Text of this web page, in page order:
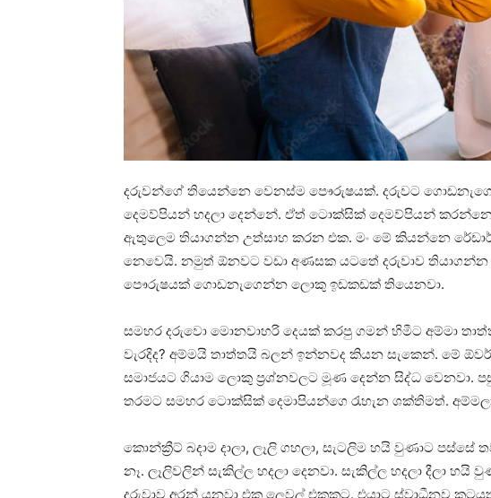
දරුවන්ගේ තියෙන්නෙ වෙනස්ම පෞරුෂයක්. දරුවට
දෙමව්පියන් හදලා දෙන්නේ. ඒත් ටොක්සික් දෙමව්පියන්
ඇතුලෙම තියාගන්න උත්සාහ කරන එක. මං මේ කියන්නෙ
නෙවෙයි. නමුත් ඕනවට වඩා අණසක යටතේ දරුවාව
පෞරුෂයක් ගොඩනැගෙන්න ලොකු ඉඩකඩක් තියෙනවා.
සමහර දරුවො මොනවාහරි දෙයක් කරපු ගමන් හිමීට අම්මා
වැරදිද? අම්මයි තාත්තයි බලන් ඉන්නවද කියන සැකෙන්. මේ
සමාජයට ගියාම ලොකු ප්‍රශ්නවලට මූණ දෙන්න සිද්ධ වෙනවා.
තරමට සමහර ටොක්සික් දෙමාපියන්ගෙ රැහැන ශක්තිමත්.
කොන්ක්‍රීට් බදාම දාලා, ලෑලි ගහලා, සැටලිම හයි වුණාට
නෑ. ලෑලිවලින් සැකිල්ල හදලා දෙනවා. සැකිල්ල හදලා දීලා හයි
දරුවාව අරන් යනවා එක ලෙවල් එකකට. එයාට ස්වාධීනව